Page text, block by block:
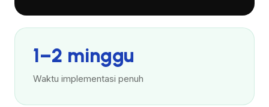
1–2 minggu
Waktu implementasi penuh